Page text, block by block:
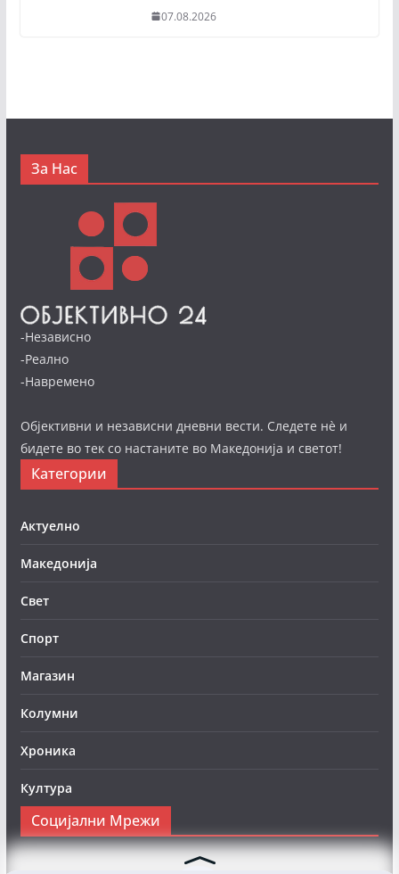
07.08.2026
За Нас
-Независно
-Реално
-Навремено
Објективни и независни дневни вести. Следете нè и
бидете во тек со настаните во Македонија и светот!
Категории
Актуелно
Македонија
Свет
Спорт
Магазин
Колумни
Хроника
Култура
Социјални Мрежи